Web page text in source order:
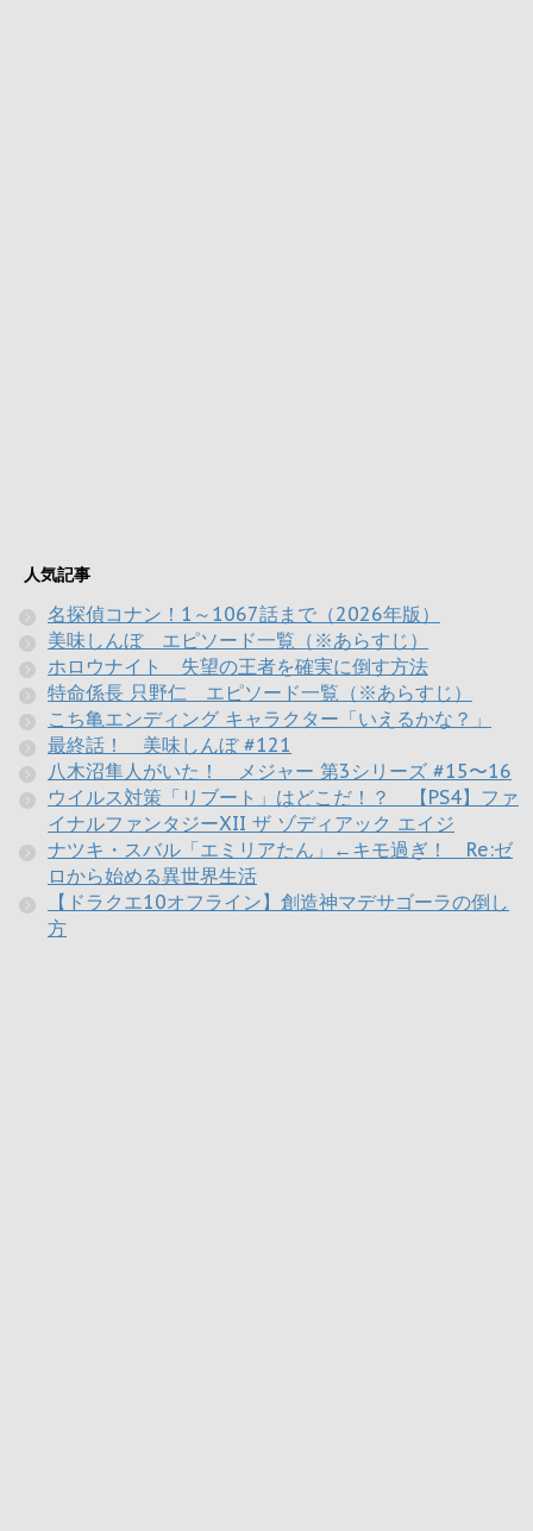
人気記事
名探偵コナン！1～1067話まで（2026年版）
美味しんぼ エピソード一覧（※あらすじ）
ホロウナイト 失望の王者を確実に倒す方法
特命係長 只野仁 エピソード一覧（※あらすじ）
こち亀エンディング キャラクター「いえるかな？」
最終話！ 美味しんぼ #121
八木沼隼人がいた！ メジャー 第3シリーズ #15〜16
ウイルス対策「リブート」はどこだ！？ 【PS4】ファ
イナルファンタジーXII ザ ゾディアック エイジ
ナツキ・スバル「エミリアたん」←キモ過ぎ！ Re:ゼ
ロから始める異世界生活
【ドラクエ10オフライン】創造神マデサゴーラの倒し
方